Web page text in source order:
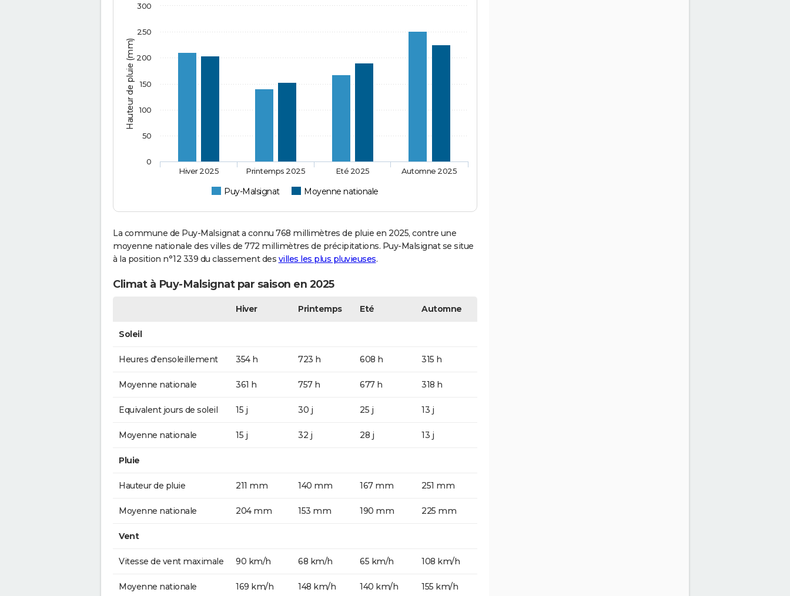
Hauteur de pluie (mm)
Puy-Malsignat Moyenne nationale
Hiver 2025 Printemps 2025 Eté 2025 Automne 2025
0
50
100
150
200
250
300
La commune de Puy-Malsignat a connu 768 millimètres de pluie en 2025, contre une
moyenne nationale des villes de 772 millimètres de précipitations. Puy-Malsignat se situe
à la position n°12 339 du classement des villes les plus pluvieuses.
Climat à Puy-Malsignat par saison en 2025
Hiver Printemps Eté Automne
Soleil
Heures d'ensoleillement 354 h 723 h 608 h 315 h
Moyenne nationale 361 h 757 h 677 h 318 h
Equivalent jours de soleil 15 j 30 j 25 j 13 j
Moyenne nationale 15 j 32 j 28 j 13 j
Pluie
Hauteur de pluie 211 mm 140 mm 167 mm 251 mm
Moyenne nationale 204 mm 153 mm 190 mm 225 mm
Vent
Vitesse de vent maximale 90 km/h 68 km/h 65 km/h 108 km/h
Moyenne nationale 169 km/h 148 km/h 140 km/h 155 km/h